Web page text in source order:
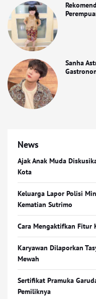
Sanha
News
Ajak Anak Muda
Kota
Keluarga Lapor Polisi
Kematian Sutrimo
Cara Mengaktifkan Fitur
Karyawan Dilaporkan
Mewah
Sertifikat Pramuka
Pemiliknya